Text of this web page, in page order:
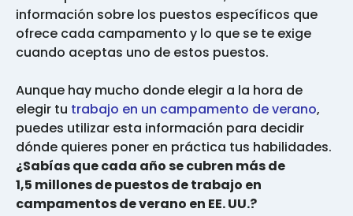
información sobre los puestos específicos que
ofrece cada campamento y lo que se te exige
cuando aceptas uno de estos puestos.
Aunque hay mucho donde elegir a la hora de
elegir tu trabajo en un campamento de verano,
puedes utilizar esta información para decidir
dónde quieres poner en práctica tus habilidades.
¿Sabías que cada año se cubren más de
1,5 millones de puestos de trabajo en
campamentos de verano en EE. UU.?